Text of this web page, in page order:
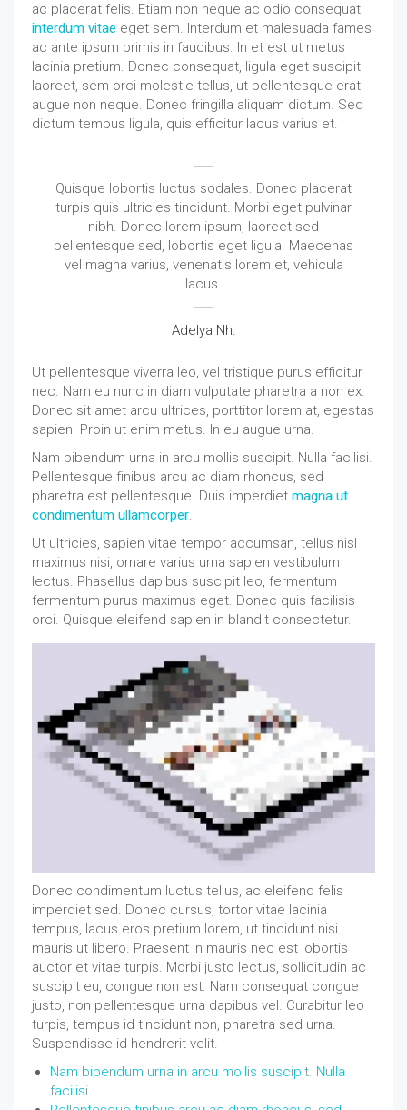
ac placerat felis. Etiam non neque ac odio consequat
interdum vitae eget sem. Interdum et malesuada fames
ac ante ipsum primis in faucibus. In et est ut metus
lacinia pretium. Donec consequat, ligula eget suscipit
laoreet, sem orci molestie tellus, ut pellentesque erat
augue non neque. Donec fringilla aliquam dictum. Sed
dictum tempus ligula, quis efficitur lacus varius et.
Quisque lobortis luctus sodales. Donec placerat
turpis quis ultricies tincidunt. Morbi eget pulvinar
nibh. Donec lorem ipsum, laoreet sed
pellentesque sed, lobortis eget ligula. Maecenas
vel magna varius, venenatis lorem et, vehicula
lacus.
Adelya Nh.
Ut pellentesque viverra leo, vel tristique purus efficitur
nec. Nam eu nunc in diam vulputate pharetra a non ex.
Donec sit amet arcu ultrices, porttitor lorem at, egestas
sapien. Proin ut enim metus. In eu augue urna.
Nam bibendum urna in arcu mollis suscipit. Nulla facilisi.
Pellentesque finibus arcu ac diam rhoncus, sed
pharetra est pellentesque. Duis imperdiet magna ut
condimentum ullamcorper.
Ut ultricies, sapien vitae tempor accumsan, tellus nisl
maximus nisi, ornare varius urna sapien vestibulum
lectus. Phasellus dapibus suscipit leo, fermentum
fermentum purus maximus eget. Donec quis facilisis
orci. Quisque eleifend sapien in blandit consectetur.
Donec condimentum luctus tellus, ac eleifend felis
imperdiet sed. Donec cursus, tortor vitae lacinia
tempus, lacus eros pretium lorem, ut tincidunt nisi
mauris ut libero. Praesent in mauris nec est lobortis
auctor et vitae turpis. Morbi justo lectus, sollicitudin ac
suscipit eu, congue non est. Nam consequat congue
justo, non pellentesque urna dapibus vel. Curabitur leo
turpis, tempus id tincidunt non, pharetra sed urna.
Suspendisse id hendrerit velit.
Nam bibendum urna in arcu mollis suscipit. Nulla
facilisi